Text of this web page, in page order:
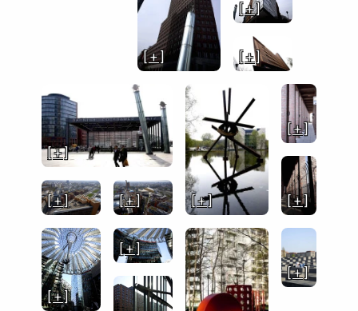
[ + ]
[ + ]
[ + ]
[ + ]
[ + ]
[ + ]
[ + ]
[ + ] [ + ]
[ + ]
[ + ]
[ + ]